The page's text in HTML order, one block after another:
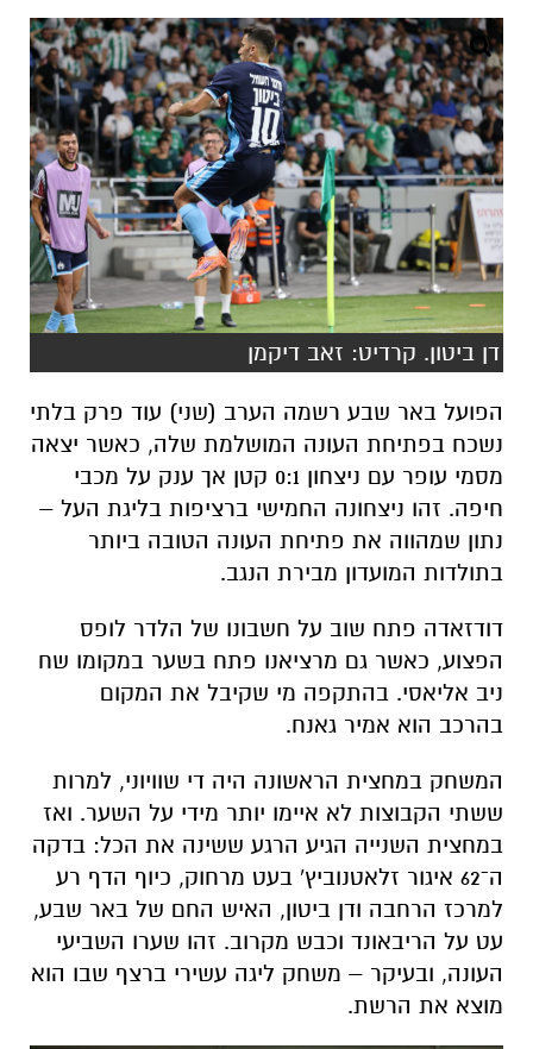
דן ביטון. קרדיט: זאב דיקמן
הפועל באר שבע רשמה הערב (שני) עוד פרק בלתי
נשכח בפתיחת העונה המושלמת שלה, כאשר יצאה
מסמי עופר עם ניצחון 0:1 קטן אך ענק על מכבי
חיפה. זהו ניצחונה החמישי ברציפות בליגת העל –
נתון שמהווה את פתיחת העונה הטובה ביותר
בתולדות המועדון מבירת הנגב.
דודזאדה פתח שוב על חשבונו של הלדר לופס
הפצוע, כאשר גם מרציאנו פתח בשער במקומו שח
ניב אליאסי. בהתקפה מי שקיבל את המקום
בהרכב הוא אמיר גאנח.
המשחק במחצית הראשונה היה די שוויוני, למרות
ששתי הקבוצות לא איימו יותר מידי על השער. ואז
במחצית השנייה הגיע הרגע ששינה את הכל: בדקה
ה־62 איגור זלאטנוביץ' בעט מרחוק, כיוף הדף רע
למרכז הרחבה ודן ביטון, האיש החם של באר שבע,
עט על הריבאונד וכבש מקרוב. זהו שערו השביעי
העונה, ובעיקר – משחק ליגה עשירי ברצף שבו הוא
מוצא את הרשת.